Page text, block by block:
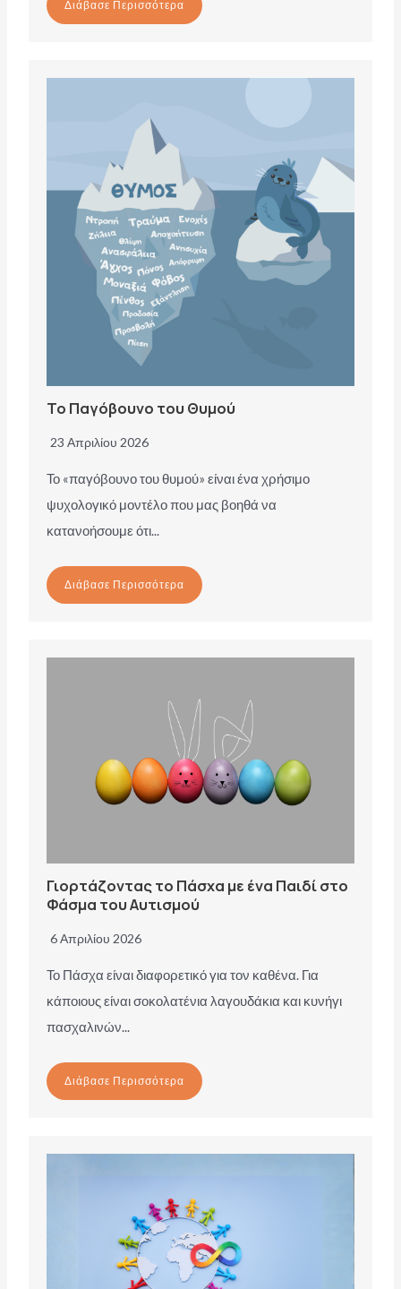
Διάβασε Περισσότερα
Το Παγόβουνο του Θυμού
23 Απριλίου 2026
Το «παγόβουνο του θυμού» είναι ένα χρήσιμο
ψυχολογικό μοντέλο που μας βοηθά να
κατανοήσουμε ότι...
Διάβασε Περισσότερα
Γιορτάζοντας το Πάσχα με ένα Παιδί στο
Φάσμα του Αυτισμού
6 Απριλίου 2026
Το Πάσχα είναι διαφορετικό για τον καθένα. Για
κάποιους είναι σοκολατένια λαγουδάκια και κυνήγι
πασχαλινών...
Διάβασε Περισσότερα